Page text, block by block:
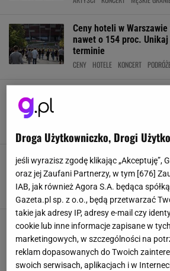
Ceny hoteli w
nawet o 154 proc.
terminie
CENY HOTELE KONCERT
Tysiące fanów krytykuje
ją do Dody i Lady Gagi.
umarłych"
KONCERT MUZYKA NEWS SANAH
Polski festiwal w
Europie. The Guardian:
nazwiska
FESTIWAL
Droga Użytkowniczko, Drogi
jeśli wyrazisz zgodę klikając „Akceptuję”,
oraz jej Zaufani Partnerzy, w tym [676]
IAB, jak również Agora S.A. będąca
Gazeta.pl sp. z o.o., będą przetwarzać
takie jak adresy IP, adresy e-mail czy
cookie lub inne informacje zapisane w
marketingowych, w szczególności na
reklam dopasowanych do Twoich
swoich serwisach, aplikacjach i w